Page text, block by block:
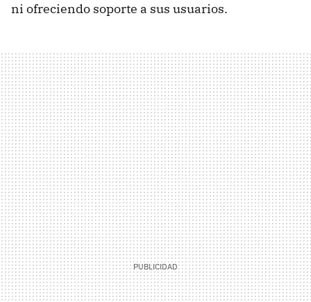
ni ofreciendo soporte a sus usuarios.